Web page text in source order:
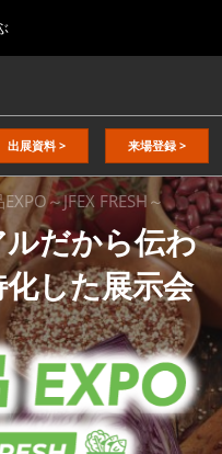
Tokyo Big Sight
/ Tokyo Big Sight
/ Tokyo Big Sight
出展資料 > 来場登録 >
～JFEX FRESH～
だから伝わ
した展示会